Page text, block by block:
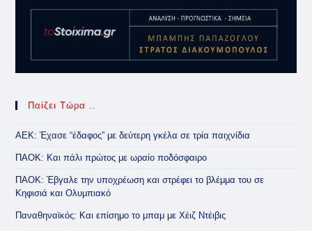
Παίζει Τώρα ..
ΑΕΚ: Έχασε “έδαφος” με δεύτερη γκέλα σε τρία παιχνίδια
ΠΑΟΚ: Και πάλι πρώτος με ωραίο ποδόσφαιρο
ΠΑΟΚ: Έβγαλε την υποχρέωση και στρέφει το βλέμμα του σε
Κηφισιά και Ολυμπιακό
Παναθηναϊκός: Και επίσημο το μπαμ με Χέιζ Ντέιβις